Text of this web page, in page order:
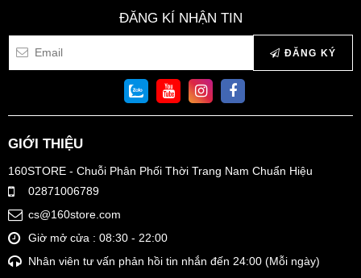
ĐĂNG KÍ NHẬN TIN
ĐĂNG KÝ
GIỚI THIỆU
160STORE - Chuỗi Phân Phối Thời Trang Nam Chuẩn Hiệu
02871006789
cs@160store.com
Giờ mở cửa : 08:30 - 22:00
Nhân viên tư vấn phản hồi tin nhắn đến 24:00 (Mỗi ngày)